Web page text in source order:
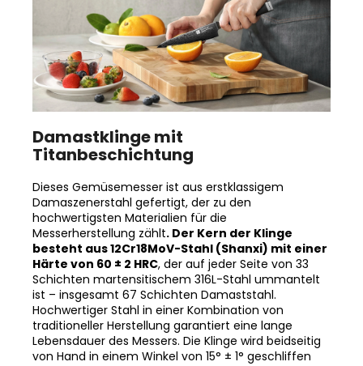
Damastklinge mit
Titanbeschichtung
Dieses Gemüsemesser ist aus erstklassigem
Damaszenerstahl gefertigt, der zu den
hochwertigsten Materialien für die
Messerherstellung zählt. Der Kern der Klinge
besteht aus 12Cr18MoV-Stahl (Shanxi) mit einer
Härte von 60 ± 2 HRC, der auf jeder Seite von 33
Schichten martensitischem 316L-Stahl ummantelt
ist – insgesamt 67 Schichten Damaststahl.
Hochwertiger Stahl in einer Kombination von
traditioneller Herstellung garantiert eine lange
Lebensdauer des Messers. Die Klinge wird beidseitig
von Hand in einem Winkel von 15° ± 1° geschliffen
und sorgt für einen besonders glatten und präzisen